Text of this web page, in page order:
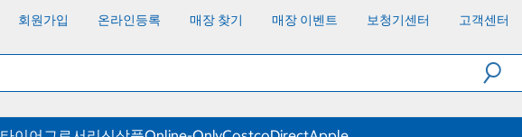
회원가입 온라인등록 매장 찾기 매장 이벤트 보청기센터 고객센터